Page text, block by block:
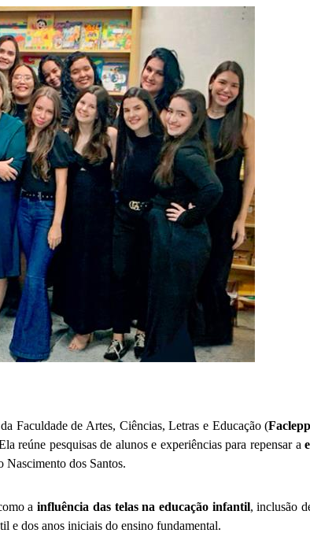
Faculdade de Artes, Ciências, Letras e Educação (
reúne pesquisas de alunos e experiências para repensar a
Nascimento dos Santos.
ainfluência das telas na educação infantil, inclusão
e dos anos iniciais do ensino fundamental.